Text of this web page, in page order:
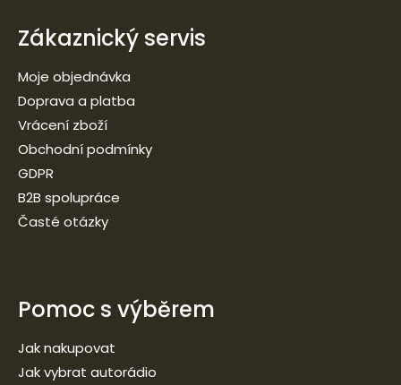
Zákaznický servis
Moje objednávka
Doprava a platba
Vrácení zboží
Obchodní podmínky
GDPR
B2B spolupráce
Časté otázky
Pomoc s výběrem
Jak nakupovat
Jak vybrat autorádio